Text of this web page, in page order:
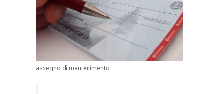
assegno di mantenimento